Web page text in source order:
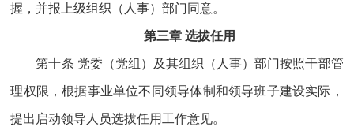
握，并报上级组织（人事）部门同意。
第三章 选拔任用
第十条 党委（党组）及其组织（人事）部门按照干部管
理权限，根据事业单位不同领导体制和领导班子建设实际，
提出启动领导人员选拔任用工作意见。